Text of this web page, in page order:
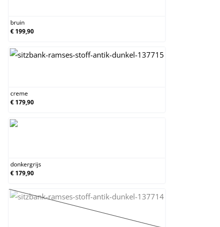
bruin
€ 199,90
creme
€ 179,90
donkergrijs
€ 179,90
geel
(Deze optie is momenteel niet beschikbaar.)